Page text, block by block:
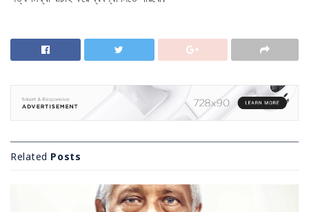
Related Posts